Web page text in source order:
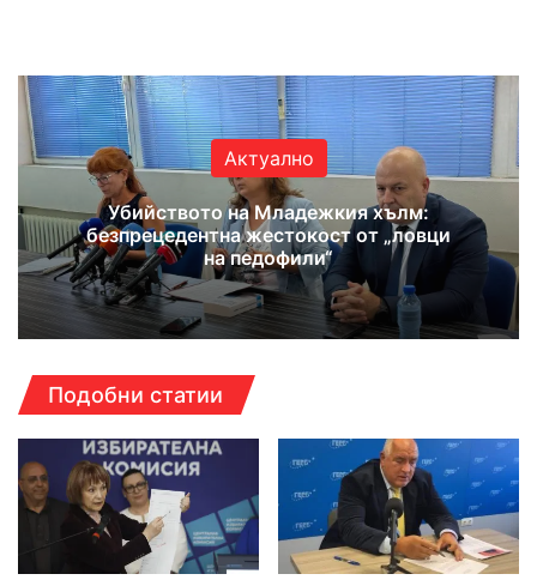
Актуално
Убийството на Младежкия хълм:
безпрецедентна жестокост от „ловци
на педофили“
Подобни статии